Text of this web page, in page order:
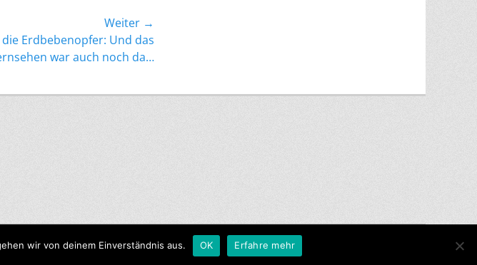
Weiter →
Erdbebenopfer: Und das
war auch noch da…
Alle Rechte vorbehalten. | Catch Responsive Child nach
wir von deinem Einverständnis aus. OK Erfahre mehr